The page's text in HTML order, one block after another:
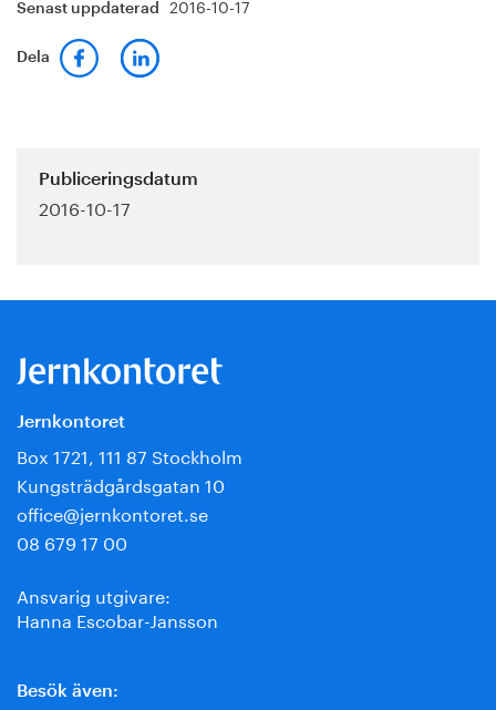
Senast uppdaterad 2016-10-17
Dela
Publiceringsdatum
2016-10-17
Jernkontoret
Box 1721, 111 87 Stockholm
Kungsträdgårdsgatan 10
office@jernkontoret.se
08 679 17 00
Ansvarig utgivare:
Hanna Escobar-Jansson
Besök även: